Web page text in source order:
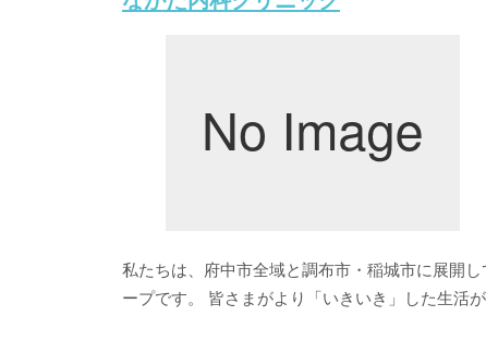
私たちは、府中市全域と調布市・稲城市に展開
ープです。 皆さまがより「いきいき」した生活